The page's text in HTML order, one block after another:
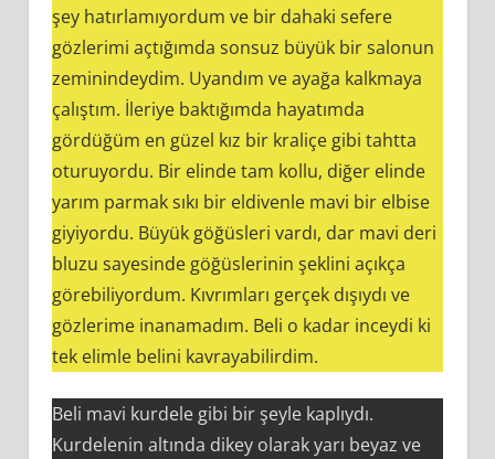
şey hatırlamıyordum ve bir dahaki sefere
gözlerimi açtığımda sonsuz büyük bir salonun
zeminindeydim. Uyandım ve ayağa kalkmaya
çalıştım. İleriye baktığımda hayatımda
gördüğüm en güzel kız bir kraliçe gibi tahtta
oturuyordu. Bir elinde tam kollu, diğer elinde
yarım parmak sıkı bir eldivenle mavi bir elbise
giyiyordu. Büyük göğüsleri vardı, dar mavi deri
bluzu sayesinde göğüslerinin şeklini açıkça
görebiliyordum. Kıvrımları gerçek dışıydı ve
gözlerime inanamadım. Beli o kadar inceydi ki
tek elimle belini kavrayabilirdim.
Beli mavi kurdele gibi bir şeyle kaplıydı.
Kurdelenin altında dikey olarak yarı beyaz ve